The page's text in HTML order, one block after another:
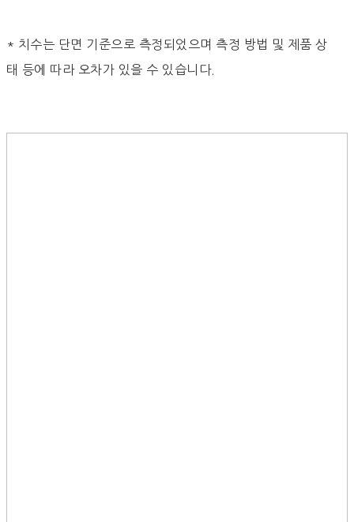
* 치수는 단면 기준으로 측정되었으며 측정 방법 및 제품 상
태 등에 따라 오차가 있을 수 있습니다.